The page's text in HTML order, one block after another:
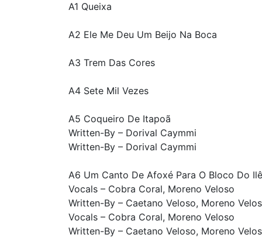
A1 Queixa
A2 Ele Me Deu Um Beijo Na Boca
A3 Trem Das Cores
A4 Sete Mil Vezes
A5 Coqueiro De Itapoã
Written-By – Dorival Caymmi
Written-By – Dorival Caymmi
A6 Um Canto De Afoxé Para O Bloco Do Ilê
Vocals – Cobra Coral, Moreno Veloso
Written-By – Caetano Veloso, Moreno
Vocals – Cobra Coral, Moreno Veloso
Written-By – Caetano Veloso, Moreno